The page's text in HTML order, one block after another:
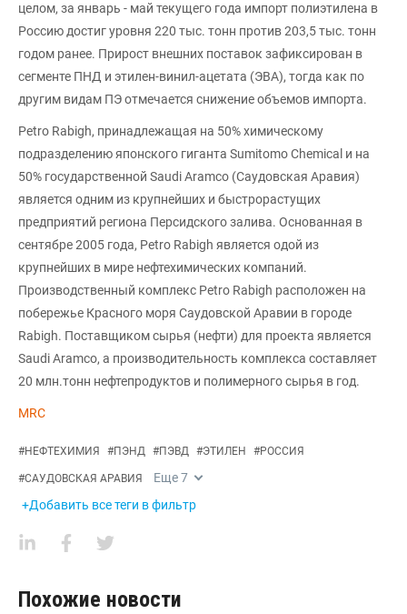
целом, за январь - май текущего года импорт полиэтилена в
Россию достиг уровня 220 тыс. тонн против 203,5 тыс. тонн
годом ранее. Прирост внешних поставок зафиксирован в
сегменте ПНД и этилен-винил-ацетата (ЭВА), тогда как по
другим видам ПЭ отмечается снижение объемов импорта.
Petro Rabigh, принадлежащая на 50% химическому
подразделению японского гиганта Sumitomo Chemical и на
50% государственной Saudi Aramco (Саудовская Аравия)
является одним из крупнейших и быстрорастущих
предприятий региона Персидского залива. Основанная в
сентябре 2005 года, Petro Rabigh является одой из
крупнейших в мире нефтехимических компаний.
Производственный комплекс Petro Rabigh расположен на
побережье Красного моря Саудовской Аравии в городе
Rabigh. Поставщиком сырья (нефти) для проекта является
Saudi Aramco, а производительность комплекса составляет
20 млн.тонн нефтепродуктов и полимерного сырья в год.
MRC
#НЕФТЕХИМИЯ #ПЭНД #ПЭВД #ЭТИЛЕН #РОССИЯ
#САУДОВСКАЯ АРАВИЯ Еще7
+Добавить все теги в фильтр
Похожие новости